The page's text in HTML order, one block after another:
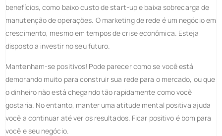
benefícios, como baixo custo de start-up e baixa sobrecarga de
manutenção de operações. O marketing de rede é um negócio em
crescimento, mesmo em tempos de crise econômica. Esteja
disposto a investir no seu futuro.
Mantenham-se positivos! Pode parecer como se você está
demorando muito para construir sua rede para o mercado, ou que
o dinheiro não está chegando tão rapidamente como você
gostaria. No entanto, manter uma atitude mental positiva ajuda
você a continuar até ver os resultados. Ficar positivo é bom para
você e seu negócio.